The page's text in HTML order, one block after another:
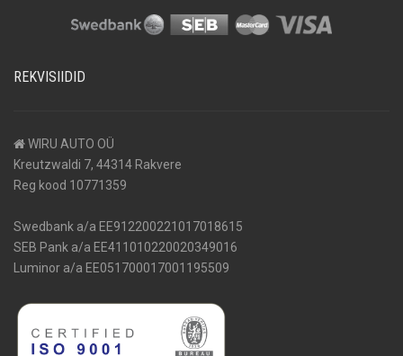
REKVISIIDID
WIRU AUTO OÜ
Kreutzwaldi 7, 44314 Rakvere
Reg kood 10771359
Swedbank a/a EE912200221017018615
SEB Pank a/a EE411010220020349016
Luminor a/a EE051700017001195509